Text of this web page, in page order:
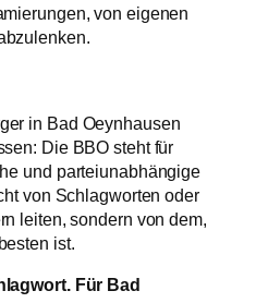
von eigenen
in Bad Oeynhausen
Die BBO steht für
und parteiunabhängige
von Schlagworten oder
leiten, sondern von dem,
ist.
Für Bad